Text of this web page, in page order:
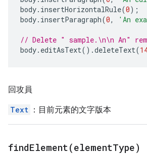
body. insertHorizontalRule(0);
body. insertParagraph(0, 'An
// Delete " sample.\n\n An"
body. editAsText().deleteText(
回攻員
Text ：目前元素的文字版本
findElement(elementType)